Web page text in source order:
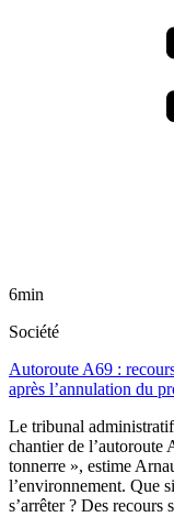
6min
Société
Autoroute A69 :
après l’annulation du
Le tribunal
chantier de l’autoroute
tonnerre », estime
l’environnement. Que
s’arrêter ? Des recours